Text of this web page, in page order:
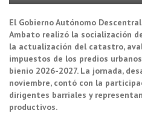
El Gobierno Autónomo
Ambato realizó la socialización
la actualización del catastro,
impuestos de los predios
bienio 2026-2027. La jornada,
noviembre, contó con la
dirigentes barriales y
productivos.